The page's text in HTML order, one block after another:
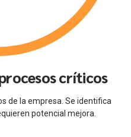
críticos
de la empresa. Se identifica
potencial mejora.